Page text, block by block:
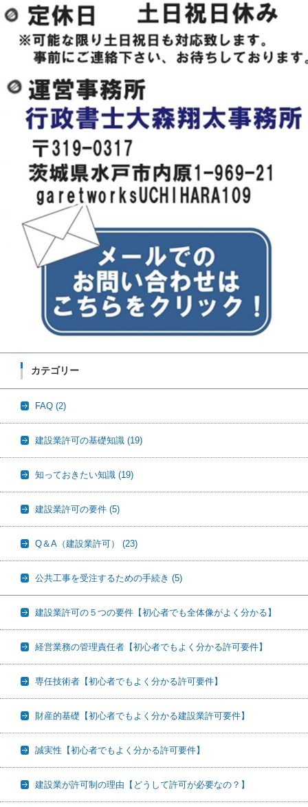
カテゴリー
FAQ (2)
建設業許可の基礎知識 (19)
知っておきたい知識 (19)
建設業許可の要件 (5)
Q＆A（建設業許可） (23)
公共工事を受注するための手続き (5)
建設業許可の５つの要件【初心者でも全体像がよく分かる】
経営業務の管理責任者【初心者でもよく分かる許可要件】
専任技術者【初心者でもよく分かる許可要件】
財産的基礎【初心者でもよく分かる建設業許可要件】
誠実性【初心者でもよく分かる許可要件】
建設業が許可制の理由【どうして許可が必要なの？】